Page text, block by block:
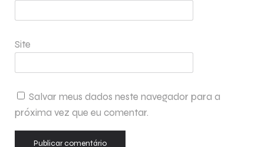
Site
Salvar meus dados neste navegador para a
próxima vez que eu comentar.